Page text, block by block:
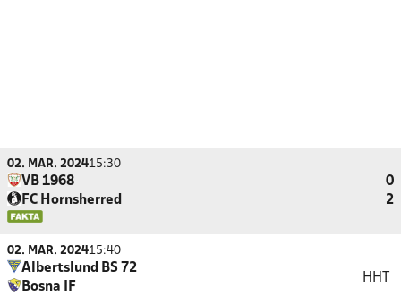
02. MAR. 202415:30
VB 1968
0
FC Hornsherred
2
02. MAR. 202415:40
Albertslund BS 72
Bosna IF
HHT